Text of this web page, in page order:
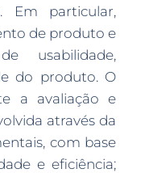
Em particular,
de produto e
usabilidade,
do produto. O
a avaliação e
através da
com base
e eficiência;